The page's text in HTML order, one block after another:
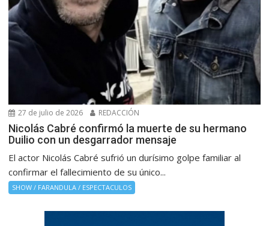
27 de julio de 2026 REDACCIÓN
Nicolás Cabré confirmó la muerte de su hermano
Duilio con un desgarrador mensaje
El actor Nicolás Cabré sufrió un durísimo golpe familiar al
confirmar el fallecimiento de su único...
SHOW / FARANDULA / ESPECTACULOS